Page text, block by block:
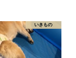
いきもの